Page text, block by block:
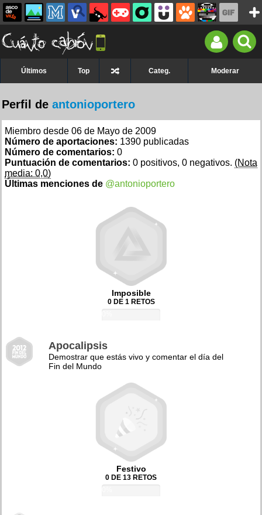
Últimos Top Categ. Moderar
Perfil de antonioportero
Miembro desde 06 de Mayo de 2009
Número de aportaciones: 1390 publicadas
Número de comentarios: 0
Puntuación de comentarios: 0 positivos, 0 negativos. (Nota
media: 0,0)
Últimas menciones de @antonioportero
Imposible
0 DE 1 RETOS
Apocalipsis
Demostrar que estás vivo y comentar el día del
Fin del Mundo
Festivo
0 DE 13 RETOS